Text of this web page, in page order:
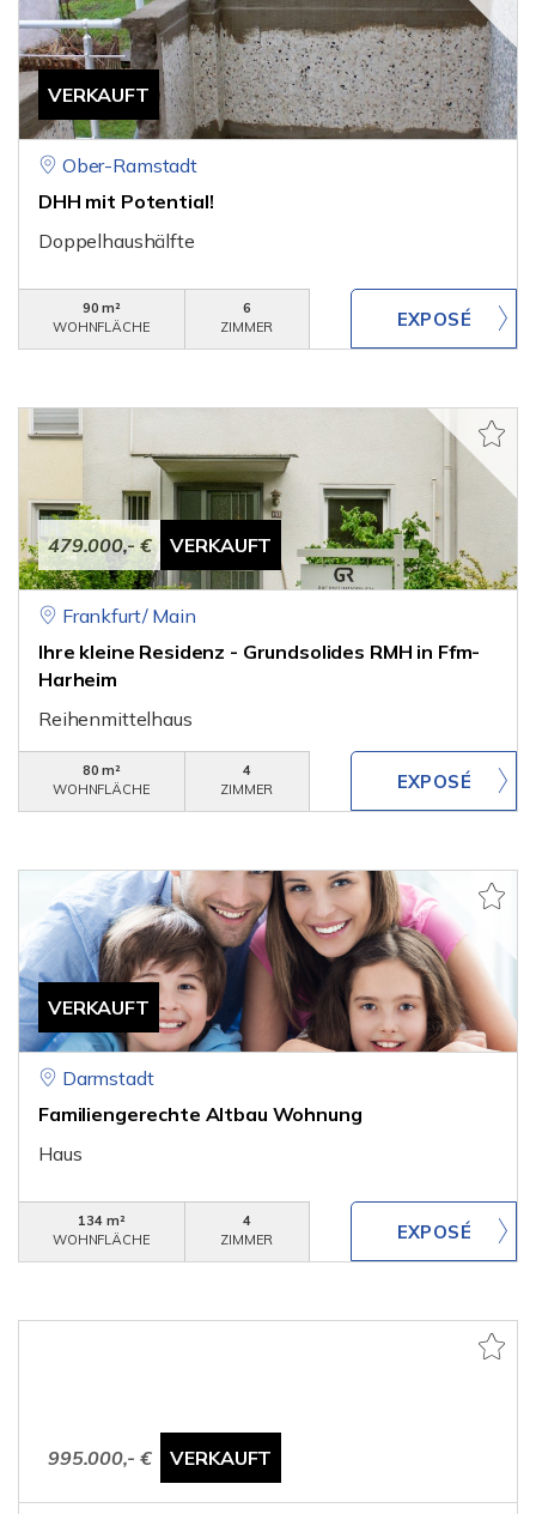
VERKAUFT
Ober-Ramstadt
DHH mit Potential!
Doppelhaushälfte
90 m²
WOHNFLÄCHE
6
ZIMMER
479.000,- € VERKAUFT
Frankfurt/ Main
Ihre kleine Residenz - Grundsolides RMH in Ffm-
Harheim
Reihenmittelhaus
80 m²
WOHNFLÄCHE
4
ZIMMER
VERKAUFT
Darmstadt
Familiengerechte Altbau Wohnung
Haus
134 m²
WOHNFLÄCHE
4
ZIMMER
995.000,- € VERKAUFT